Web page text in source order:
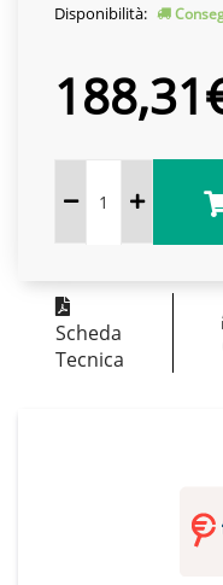
Disponibilità:
Scheda
Tecnica